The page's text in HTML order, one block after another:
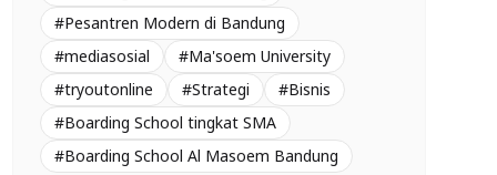
#Pesantren Modern di Bandung
#mediasosial
#Ma'soem University
#tryoutonline
#Strategi
#Bisnis
#Boarding School tingkat SMA
#Boarding School Al Masoem Bandung